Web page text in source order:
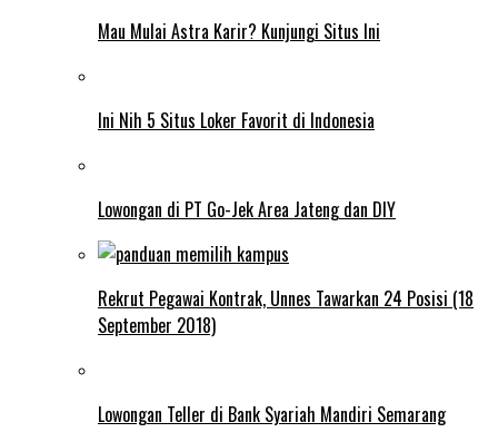
Mau Mulai Astra Karir? Kunjungi Situs Ini
Ini Nih 5 Situs Loker Favorit di Indonesia
Lowongan di PT Go-Jek Area Jateng dan DIY
Rekrut Pegawai Kontrak, Unnes Tawarkan 24 Posisi (18
September 2018)
Lowongan Teller di Bank Syariah Mandiri Semarang